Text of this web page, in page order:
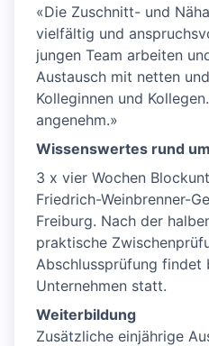
«Die Zuschnitt- und
vielfältig und
jungen Team arbeiten
Austausch mit netten
Kolleginnen und
angenehm.»
Wissenswertes rund
3 x vier Wochen
Friedrich-Weinbrenner-
Freiburg. Nach der
praktische
Abschlussprüfung findet
Unternehmen statt.
Weiterbildung
Zusätzliche einjährige